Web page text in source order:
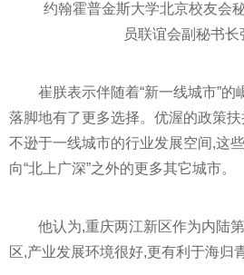
约翰霍普金斯大学北京校友会
员联谊会副秘书长
崔朕表示伴随着“新一线城市”的
落脚地有了更多选择。优渥的政策扶
不逊于一线城市的行业发展空间,这
向“北上广深”之外的更多其它城市。
他认为,重庆两江新区作为内陆
区,产业发展环境很好,更有利于海归